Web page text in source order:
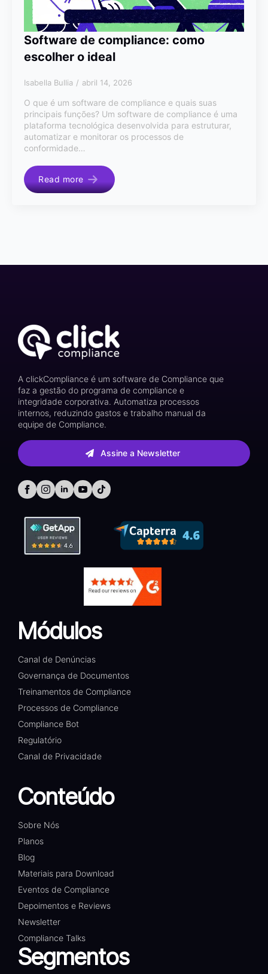
Software de compliance: como
escolher o ideal
Isabella Bullia abril 14, 2026
O que é um software de compliance e quais suas
principais funções? Um software de compliance é uma
plataforma tecnológica desenvolvida para estruturar,
automatizar e monitorar os processos de
conformidade…
Read more
A clickCompliance é um software de Compliance que
faz a gestão do programa de compliance e
integridade corporativa. Automatiza processos
internos, reduzindo gastos e trabalho manual da
equipe de Compliance.
Assine a Newsletter
Módulos
Canal de Denúncias
Governança de Documentos
Treinamentos de Compliance
Processos de Compliance
Compliance Bot
Regulatório
Canal de Privacidade
Conteúdo
Sobre Nós
Planos
Blog
Materiais para Download
Eventos de Compliance
Depoimentos e Reviews
Newsletter
Compliance Talks
Segmentos